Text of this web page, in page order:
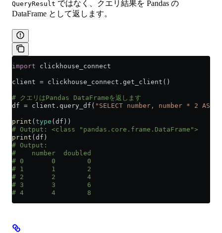
QueryResult ではなく、クエリ結果を Pandas の
DataFrame として返します。
import clickhouse_connect
client = clickhouse_connect.get_client()
# クエリはPandas DataFrameを返します
df = client.query_df( "SELECT number, number * 2 AS
print ( type (df))
# Output: <class "pandas.core.frame.DataFrame">
print (df)
# Output:
#    number  doubled
# 0       0        0
# 1       1        2
# 2       2        4
# 3       3        6
# 4       4        8